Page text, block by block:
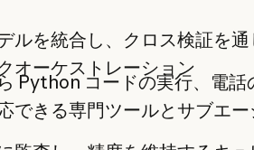
ルを統合し、クロス検証を通
オーケストレーション
Python コードの実行、電話
できる専門ツールとサブエー